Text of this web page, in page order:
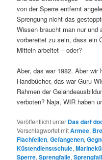
von der Sperre entfernt
Sprengung nicht das
Wissen braucht man nur
vorbereitet zu sein, dass ein
Mitteln arbeitet – oder?
Aber, das war 1982. Aber wir
Handbücher, das war Guru-
Rahmen der
verboten? Naja, WIR haben
Veröffentlicht unter Das darf
Verschlagwortet mitArmee,
Flachfeilen,Gefangenen,
Küstendienstschule,
Sperre,Sprengfalle,